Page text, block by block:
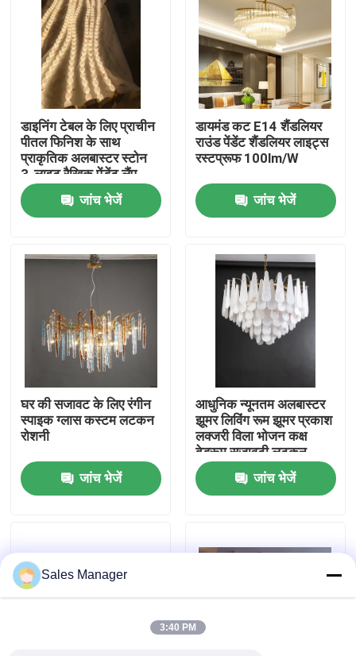
कारखाने का दौरा
गुणवत्ता नियंत्रण
हमसे संपर्क करें
उद्धरण मांगें
कस्टम झूमर
डाइनिंग टेबल के लिए प्राचीन
पीतल फिनिश के साथ
प्राकृतिक अलबास्टर स्टोन
3-लाइट रैखिक पेंडेंट लैंप
जांच भेजें
डायमंड कट E14 शैंडलियर
राउंड पेंडेंट शैंडलियर लाइट्स
रस्टप्रूफ 100lm/W
जांच भेजें
घर की सजावट के लिए रंगीन
स्पाइक ग्लास कस्टम लटकन
रोशनी
जांच भेजें
आधुनिक न्यूनतम अलबास्टर
झूमर लिविंग रूम झूमर प्रकाश
लक्जरी विला भोजन कक्ष
बेडरूम सजावटी लटकन
दीपक
जांच भेजें
Sales Manager
3:40 PM